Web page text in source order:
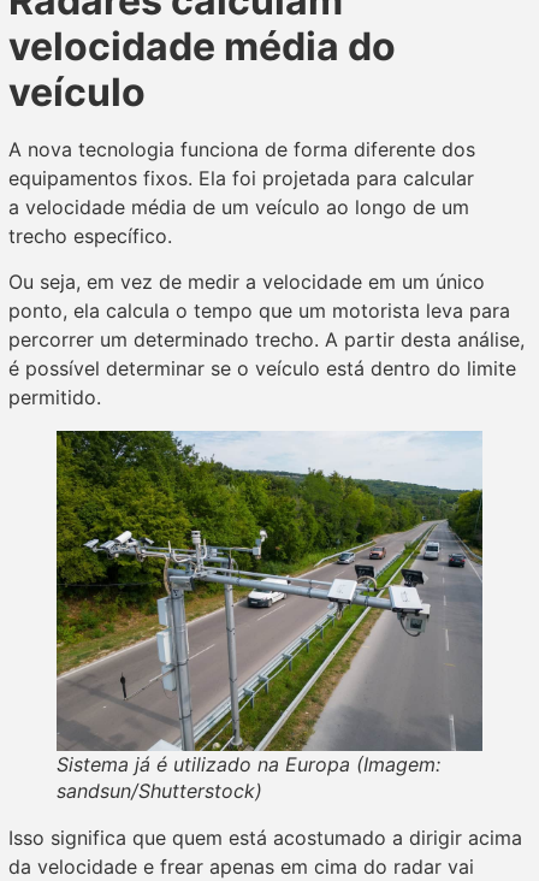
velocidade média do
veículo
A nova tecnologia funciona de forma diferente dos
equipamentos fixos. Ela foi projetada para calcular
a velocidade média de um veículo ao longo de um
trecho específico.
Ou seja, em vez de medir a velocidade em um único
ponto, ela calcula o tempo que um motorista leva para
percorrer um determinado trecho. A partir desta análise,
é possível determinar se o veículo está dentro do limite
permitido.
Sistema já é utilizado na Europa (Imagem:
sandsun/Shutterstock)
Isso significa que quem está acostumado a dirigir acima
da velocidade e frear apenas em cima do radar vai